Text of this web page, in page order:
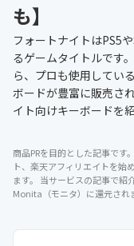
も】
フォートナイトはPS5
るゲームタイトルです
ら、プロも使用してい
ボードが豊富に販売さ
イト向けキーボードを
商品PRを目的とした記事で
ト、楽天アフィリエイトを始
ます。 当サービスの記事で
Monita（モニタ）に還元され